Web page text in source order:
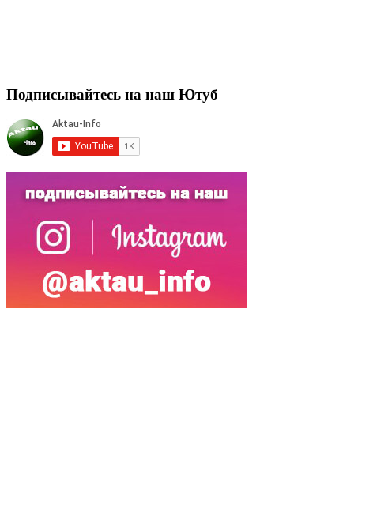
Подписывайтесь на наш Ютуб